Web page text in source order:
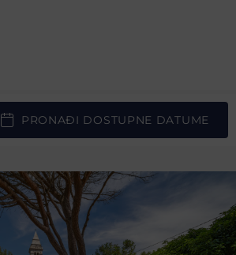
PRONAĐI DOSTUPNE DATUME